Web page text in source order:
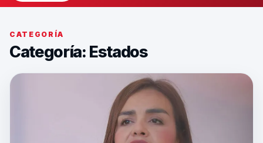
CATEGORÍA
Categoría: Estados